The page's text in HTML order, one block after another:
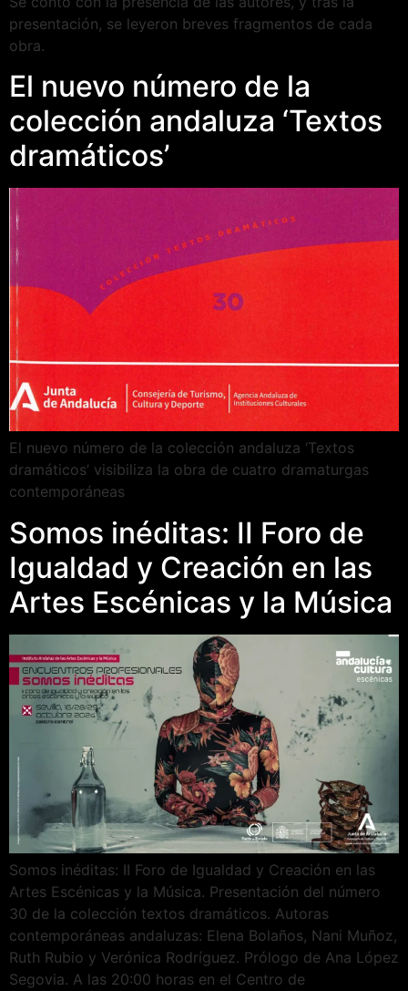
presentación, se leyeron breves fragmentos de cada
obra.
El nuevo número de la
colección andaluza ‘Textos
dramáticos’
El nuevo número de la colección andaluza ‘Textos
dramáticos’ visibiliza la obra de cuatro dramaturgas
contemporáneas
Somos inéditas: II Foro de
Igualdad y Creación en las
Artes Escénicas y la Música
Somos inéditas: II Foro de Igualdad y Creación en las
Artes Escénicas y la Música. Presentación del número
30 de la colección textos dramáticos. Autoras
contemporáneas andaluzas: Elena Bolaños, Nani Muñoz,
Ruth Rubio y Verónica Rodríguez. Prólogo de Ana López
Segovia. A las 20:00 horas en el Centro de